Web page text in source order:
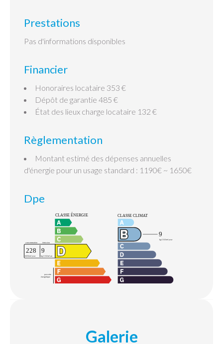
Prestations
Pas d'informations disponibles
Financier
Honoraires locataire 353 €
Dépôt de garantie 485 €
État des lieux charge locataire 132 €
Règlementation
Montant estimé des dépenses annuelles
d'énergie pour un usage standard : 1190€ ~ 1650€
Dpe
Galerie